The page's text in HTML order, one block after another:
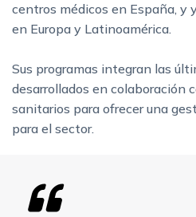
centros médicos en España, y
en Europa y Latinoamérica.
Sus programas integran las
desarrollados en colaboración
sanitarios para ofrecer una
para el sector.